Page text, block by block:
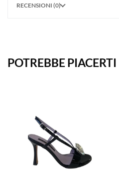
RECENSIONI (0)
POTREBBE PIACERTI